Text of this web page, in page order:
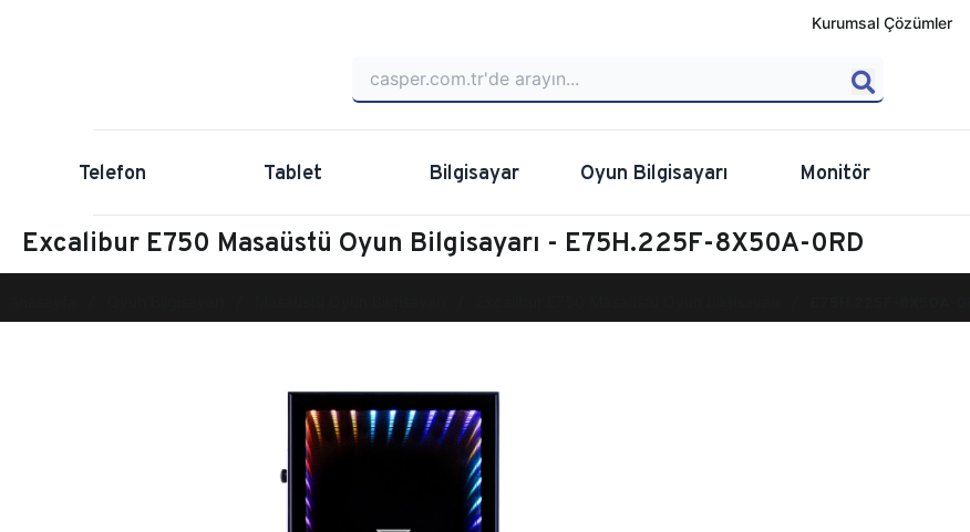
Kurumsal Çözümler
Telefon Tablet Bilgisayar Oyun Bilgisayarı Monitör
Excalibur E750 Masaüstü Oyun Bilgisayarı - E75H.225F-8X50A-0RD